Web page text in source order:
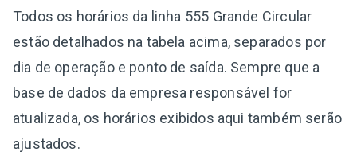
Todos os horários da linha 555 Grande Circular
estão detalhados na tabela acima, separados por
dia de operação e ponto de saída. Sempre que a
base de dados da empresa responsável for
atualizada, os horários exibidos aqui também serão
ajustados.